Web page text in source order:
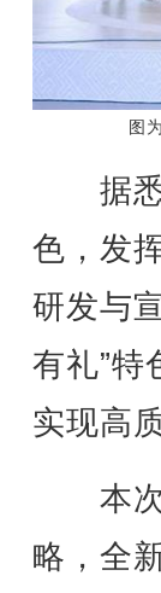
图
据悉
色，发
研发与
有礼”特
实现高
本次
略，全